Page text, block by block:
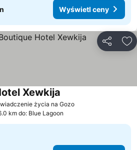
Wyświetl ceny
życia na Gozo
Xewkija
km do: Blue Lagoon